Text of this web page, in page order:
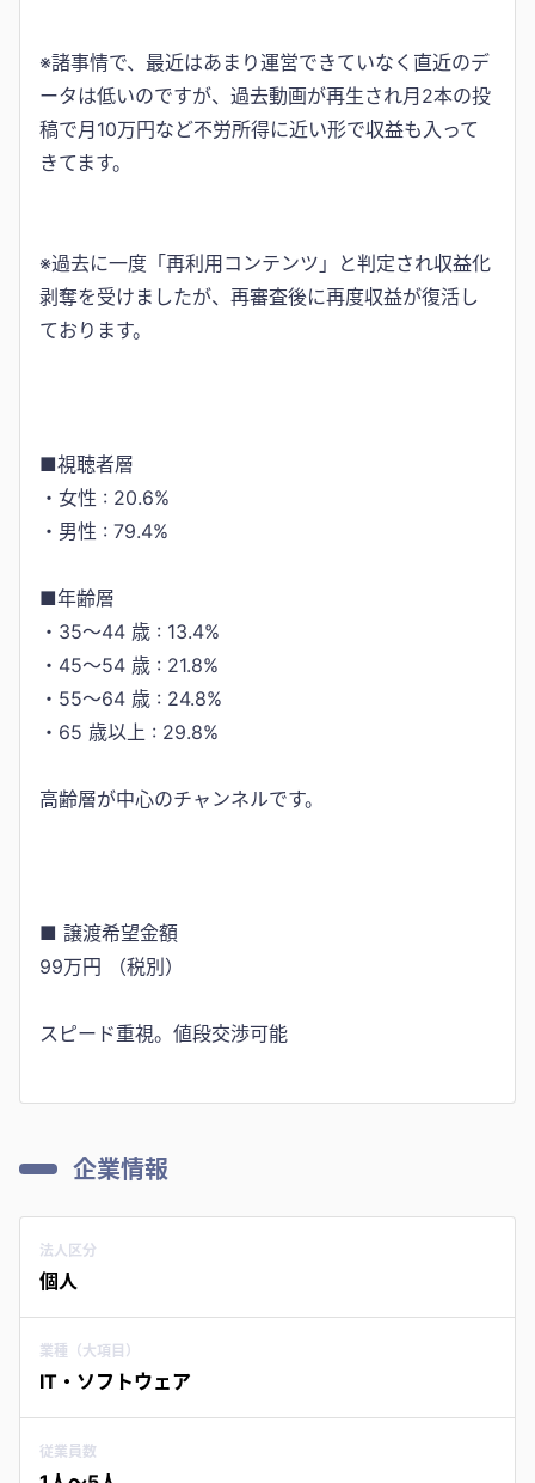
※諸事情で、最近はあまり運営できていなく直近のデ
ータは低いのですが、過去動画が再生され月2本の投
稿で月10万円など不労所得に近い形で収益も入って
きてます。
※過去に一度「再利用コンテンツ」と判定され収益化
剥奪を受けましたが、再審査後に再度収益が復活し
ております。
■視聴者層
・女性 : 20.6%
・男性 : 79.4%
■年齢層
・35～44 歳 : 13.4%
・45～54 歳 : 21.8%
・55～64 歳 : 24.8%
・65 歳以上 : 29.8%
高齢層が中心のチャンネルです。
■ 譲渡希望金額
99万円 （税別）
スピード重視。値段交渉可能
企業情報
法人区分
個人
業種（大項目）
IT・ソフトウェア
従業員数